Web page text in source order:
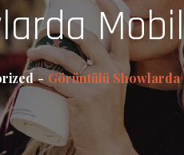
Görüntülü Showlarda